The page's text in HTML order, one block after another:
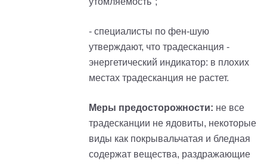
- специалисты по фен-шую
утверждают, что традесканция -
энергетический индикатор: в плохих
местах традесканция не растет.
Меры предосторожности: не все
традесканции не ядовиты, некоторые
виды как покрывальчатая и бледная
содержат вещества, раздражающие